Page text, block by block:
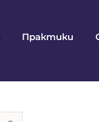
Практики